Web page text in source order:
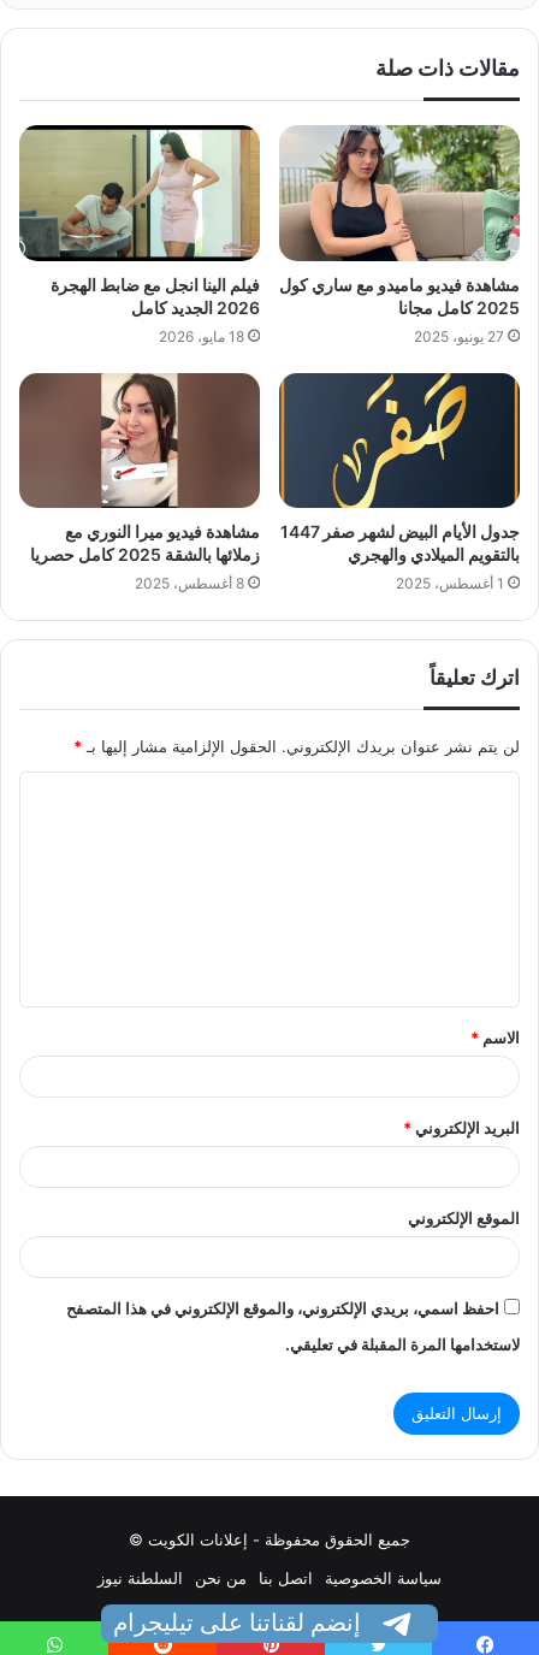
مقالات ذات صلة
مشاهدة فيديو ماميدو مع ساري كول
2025 كامل مجانا
27 يونيو، 2025
فيلم الينا انجل مع ضابط الهجرة
2026 الجديد كامل
18 مايو، 2026
جدول الأيام البيض لشهر صفر 1447
بالتقويم الميلادي والهجري
1 أغسطس، 2025
مشاهدة فيديو ميرا النوري مع
زملائها بالشقة 2025 كامل حصريا
8 أغسطس، 2025
اترك تعليقاً
لن يتم نشر عنوان بريدك الإلكتروني. الحقول الإلزامية مشار إليها بـ*
ق
*
الاسم *
البريد الإلكتروني*
الموقع الإلكتروني
احفظ اسمي، بريدي الإلكتروني، والموقع الإلكتروني في هذا المتصفح
لاستخدامها المرة المقبلة في تعليقي.
جميع الحقوق محفوظة - إعلانات الكويت ©
سياسة الخصوصية
اتصل بنا من نحن السلطنة نيوز
إنضم لقناتنا على تيليجرام